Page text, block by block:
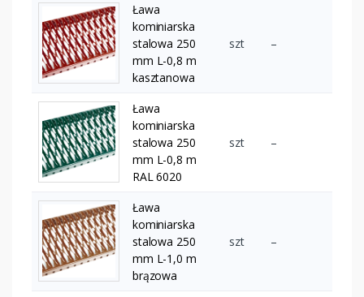
Ława
kominiarska
stalowa 250
mm L-0,8 m
kasztanowa
szt –
Ława
kominiarska
stalowa 250
mm L-0,8 m
RAL 6020
szt –
Ława
kominiarska
stalowa 250
mm L-1,0 m
brązowa
szt –